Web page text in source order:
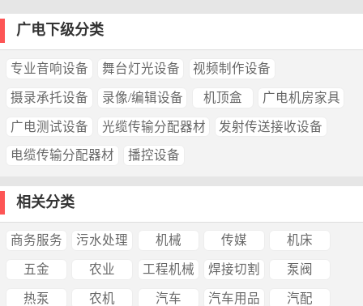
广电下级分类
专业音响设备 舞台灯光设备 视频制作设备
摄录承托设备 录像/编辑设备 机顶盒 广电机房家具
广电测试设备 光缆传输分配器材 发射传送接收设备
电缆传输分配器材 播控设备
相关分类
商务服务 污水处理 机械 传媒 机床
五金 农业 工程机械 焊接切割 泵阀
热泵 农机 汽车 汽车用品 汽配